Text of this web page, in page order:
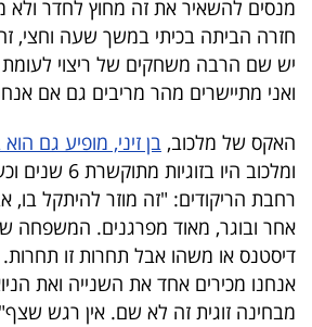
מייל
אדום
פרסמו
באייס
עקבו
אחרינו:
מנסים להשאיר את זה מחוץ לחדר ולא
חזרה הביתה בכיתי במשך שעה וחצי,
יש שם הרבה משחקים של ריצוי לעומת
ואני מתיישרים מהר מריבים גם אם
האקס של מלכוב, בן זיני, מופיע גם
ומלכוב היו
רחבת הריקודים: "זה מוזר להיתקל בו,
אחר ובוגר, מאוד מפרגנים. המשפחה
דיסטנס או משהו אבל תחרות זו תחרות.
אנחנו מכירים אחד את השנייה ואת
מבחינה זוגית זה לא שם. אין רגש